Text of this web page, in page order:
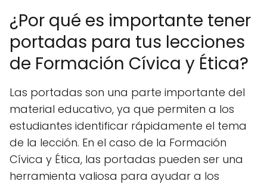
¿Por qué es importante tener
portadas para tus lecciones
de Formación Cívica y Ética?
Las portadas son una parte importante del
material educativo, ya que permiten a los
estudiantes identificar rápidamente el tema
de la lección. En el caso de la Formación
Cívica y Ética, las portadas pueden ser una
herramienta valiosa para ayudar a los